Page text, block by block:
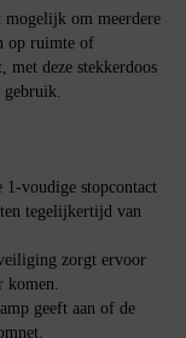
mogelijk om meerdere
op ruimte of
deze stekkerdoos
gebruik.
1-voudige stopcontact
tegelijkertijd van
zorgt ervoor
komen.
geeft aan of de